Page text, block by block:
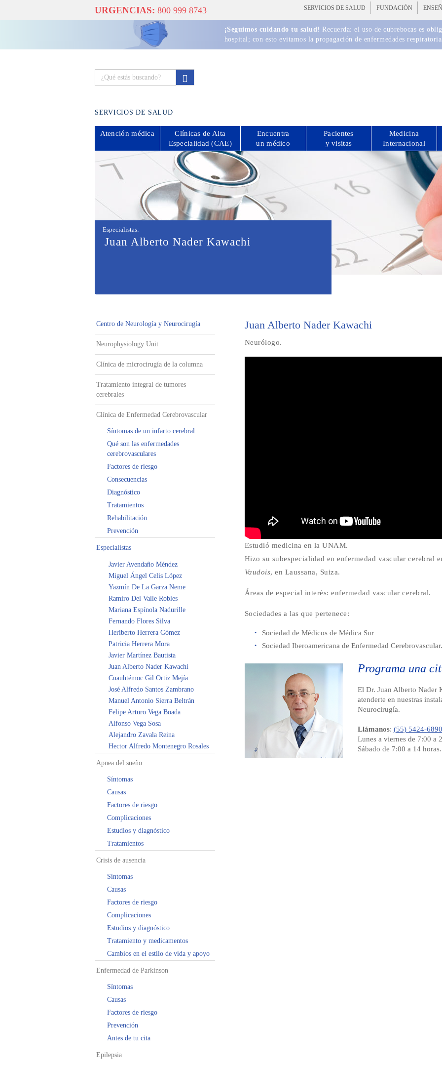
URGENCIAS: 800 999 8743 SERVICIOS DE SALUD FUNDACIÓN
¡Seguimos cuidando tu salud! Recuerda: el uso de cubrebocas es
hospital; con esto evitamos la propagación de enfermedades
SERVICIOS DE SALUD
Atenciónmédica
Clínicas de Alta
Especialidad (CAE)
Encuentra
un médico
Pacientes
y visitas
Medicina
Internacional
Especialistas:
Juan Alberto Nader Kawachi
Juan Alberto Nader Kawachi
Neurólogo.
Estudió medicina en la UNAM.
Hizo su subespecialidad en enfermedad vascular cerebral
Vaudois, en Laussana, Suiza.
Áreas de especial interés: enfermedad vascular cerebral.
Sociedades a las que pertenece:
Sociedad de Médicos de Médica Sur
Sociedad Iberoamericana de Enfermedad Cerebrovascular.
Programa una
El Dr. Juan Alberto Nader
atenderte en nuestras
Neurocirugía.
Llámanos: (55) 5424-6890
Lunes a viernes de 7:00 a
Sábado de 7:00 a 14 horas.
Centro de Neurología y Neurocirugía
Neurophysiology Unit
Clínica de microcirugía de la columna
Tratamiento integral de tumores
cerebrales
Clínica de Enfermedad Cerebrovascular
Síntomas de un infarto cerebral
Qué son las enfermedades
cerebrovasculares
Factores de riesgo
Consecuencias
Diagnóstico
Tratamientos
Rehabilitación
Prevención
Especialistas
Javier Avendaño Méndez
Miguel Ángel Celis López
Yazmín De La Garza Neme
Ramiro Del Valle Robles
Mariana Espínola Nadurille
Fernando Flores Silva
Heriberto Herrera Gómez
Patricia Herrera Mora
Javier Martínez Bautista
Juan Alberto Nader Kawachi
Cuauhtémoc Gil Ortiz Mejía
José Alfredo Santos Zambrano
Manuel Antonio Sierra Beltrán
Felipe Arturo Vega Boada
Alfonso Vega Sosa
Alejandro Zavala Reina
Hector Alfredo Montenegro Rosales
Apnea del sueño
Síntomas
Causas
Factores de riesgo
Complicaciones
Estudios y diagnóstico
Tratamientos
Crisis de ausencia
Síntomas
Causas
Factores de riesgo
Complicaciones
Estudios y diagnóstico
Tratamiento y medicamentos
Cambios en el estilo de vida y apoyo
Enfermedad de Parkinson
Síntomas
Causas
Factores de riesgo
Prevención
Antes de tu cita
Epilepsia